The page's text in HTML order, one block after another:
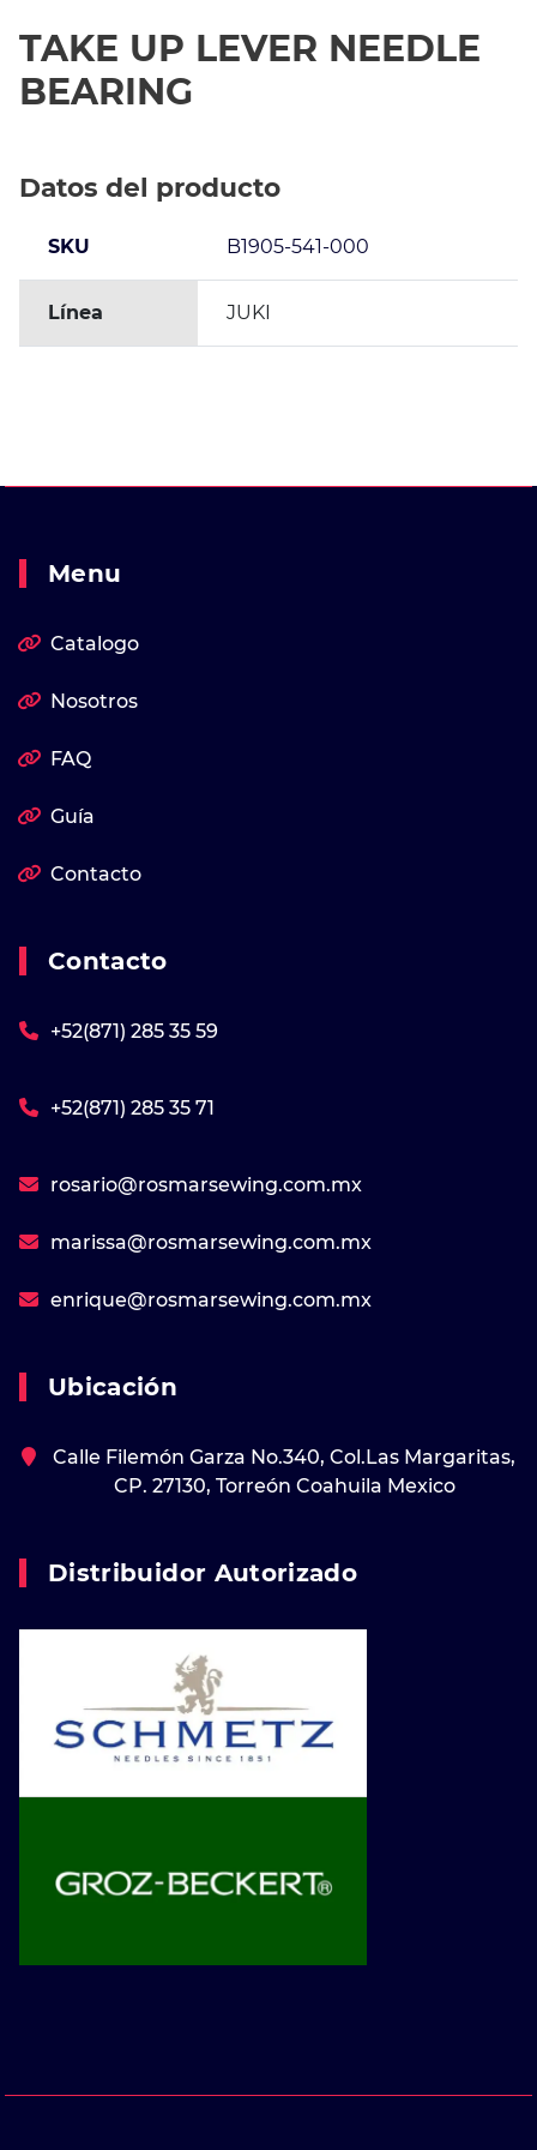
TAKE UP LEVER NEEDLE
BEARING
Datos del producto
SKU B1905-541-000
Línea JUKI
Menu
Catalogo
Nosotros
FAQ
Guía
Contacto
Contacto
+52(871) 285 35 59
+52(871) 285 35 71
rosario@rosmarsewing.com.mx
marissa@rosmarsewing.com.mx
enrique@rosmarsewing.com.mx
Ubicación
Calle Filemón Garza No.340, Col.Las Margaritas,
CP. 27130, Torreón Coahuila Mexico
Distribuidor Autorizado